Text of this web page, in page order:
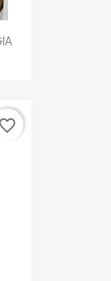
favorite_border